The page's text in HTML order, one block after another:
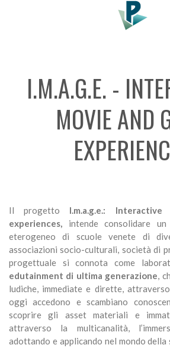
I.M.A.G.E. -
MOVIE AND
Il progetto I.m.a.g.e.:
experiences, intende consolidare
eterogeneo di scuole venete di
associazioni socio-culturali, società di
progettuale si connota come
edutainment di ultima generazione,
ludiche, immediate e dirette,
oggi accedono e scambiano
scoprire gli asset materiali e
attraverso la multicanalità,
adottando e applicando nel mondo della